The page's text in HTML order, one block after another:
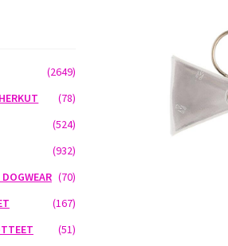
(2649)
(78)
(524)
(932)
(70)
(167)
(51)